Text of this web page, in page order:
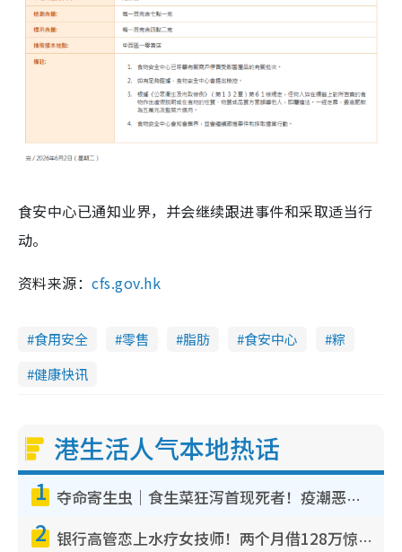
食安中心已通知业界，并会继续跟进事件和采取适当行
动。
资料来源：cfs.gov.hk
食用安全 零售 脂肪 食安中心
粽
健康快讯
港生活人气本地热话
1 夺命寄生虫｜食生菜狂泻首现死者！疫潮恶化录1.8万宗病例 揭洗菜3大谬误
2 银行高管恋上水疗女技师！两个月借128万惊觉“沉船”沉落火海 揭背后疑似邪教操控卖淫